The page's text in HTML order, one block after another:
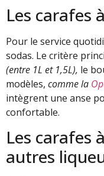
Les carafes
Pour le service
sodas. Le critère
(entre 1L et 1,5L), le
modèles, comme la
intègrent une anse
confortable.
Les carafes
autres